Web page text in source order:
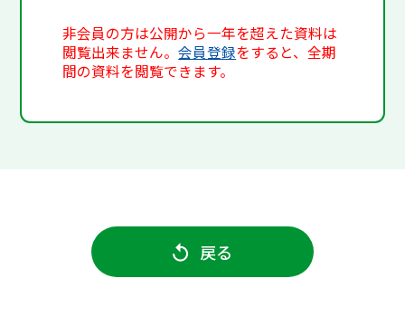
非会員の方は公開から一年を超えた資料は
閲覧出来ません。会員登録をすると、全期
間の資料を閲覧できます。
戻る